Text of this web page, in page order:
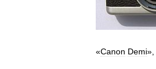
«Canon Demi»,